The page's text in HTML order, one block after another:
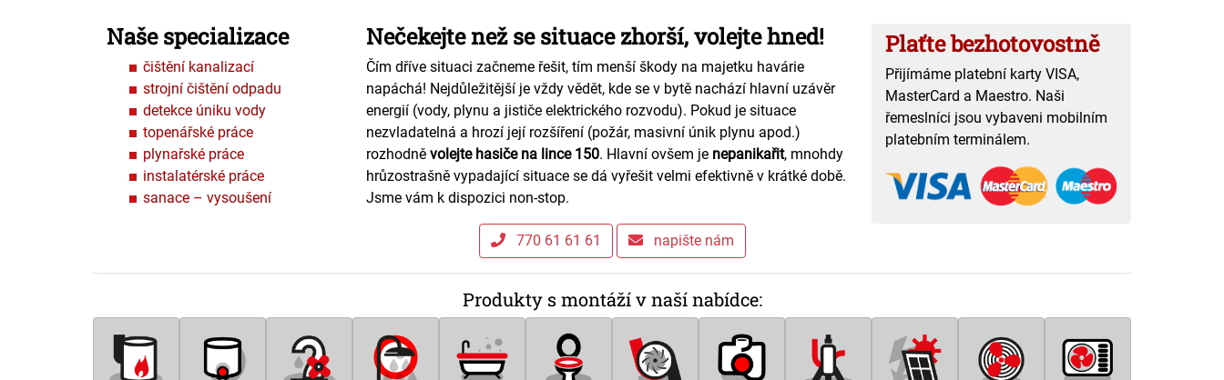
Naše specializace
čištění kanalizací
strojní čištění odpadu
detekce úniku vody
topenářské práce
plynařské práce
instalatérské práce
sanace – vysoušení
Nečekejte než se situace zhorší, volejte hned!
Čím dříve situaci začneme řešit, tím menší škody na majetku havárie
napáchá! Nejdůležitější je vždy vědět, kde se v bytě nachází hlavní uzávěr
energií (vody, plynu a jističe elektrického rozvodu). Pokud je situace
nezvladatelná a hrozí její rozšíření (požár, masivní únik plynu apod.)
rozhodně volejte hasiče na lince 150. Hlavní ovšem je nepanikařit, mnohdy
hrůzostrašně vypadající situace se dá vyřešit velmi efektivně v krátké době.
Jsme vám k dispozici non-stop.
Plaťte bezhotovostně
Přijímáme platební karty VISA,
MasterCard a Maestro. Naši
řemeslníci jsou vybaveni mobilním
platebním terminálem.
770 61 61 61 napište nám
Produkty s montáží v naší nabídce: